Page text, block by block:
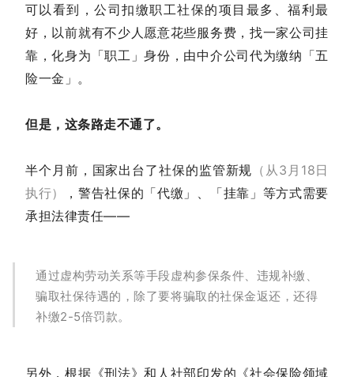
可以看到，公司扣缴职工社保的项目最多、福利最
好，以前就有不少人愿意花些服务费，找一家公司挂
靠，化身为「职工」身份，由中介公司代为缴纳「五
险一金」。
但是，这条路走不通了。
半个月前，国家出台了社保的监管新规 （从3月18日
执行）
，警告社保的「代缴」、「挂靠」等方式需要
承担法律责任——
通过虚构劳动关系等手段虚构参保条件、违规补缴、
骗取社保待遇的，除了要将骗取的社保金返还，还得
补缴2-5倍罚款。
另外，根据《刑法》和人社部印发的《社会保险领域